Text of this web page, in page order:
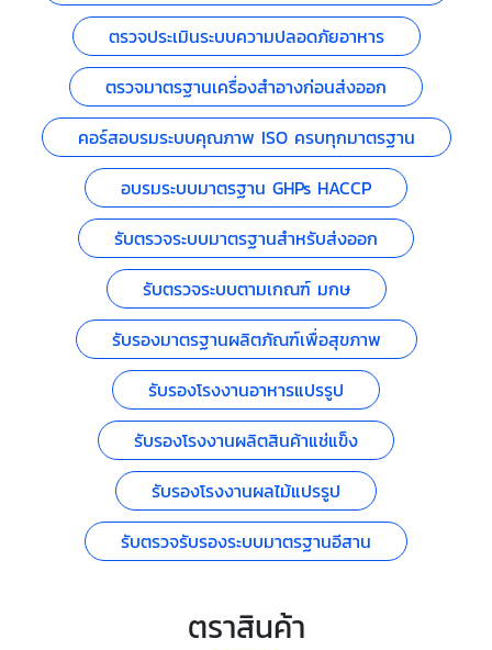
ตรวจประเมินระบบความปลอดภัยอาหาร
ตรวจมาตรฐานเครื่องสำอางก่อนส่งออก
คอร์สอบรมระบบคุณภาพ ISO ครบทุกมาตรฐาน
อบรมระบบมาตรฐาน GHPs HACCP
รับตรวจระบบมาตรฐานสำหรับส่งออก
รับตรวจระบบตามเกณฑ์ มกษ
รับรองมาตรฐานผลิตภัณฑ์เพื่อสุขภาพ
รับรองโรงงานอาหารแปรรูป
รับรองโรงงานผลิตสินค้าแช่แข็ง
รับรองโรงงานผลไม้แปรรูป
รับตรวจรับรองระบบมาตรฐานอีสาน
ตราสินค้า